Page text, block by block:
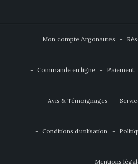
Mon compte Argonautes
Commande en ligne Paiement
Avis & Témoignages
Conditions d’utilisation
Mentions